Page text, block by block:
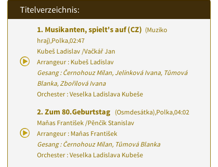
Titelverzeichnis:
1. Musikanten, spielt's auf (CZ) (Muziko
hraj),Polka,02:47
Kubeš Ladislav /Vačkář Jan
Arrangeur : Kubeš Ladislav
Gesang : Černohouz Milan, Jelínková Ivana, Tůmová
Blanka, Zbořilová Ivana
Orchester : Veselka Ladislava Kubeše
2. Zum 80.Geburtstag (Osmdesátka),Polka,04:02
Maňas František /Pěnčík Stanislav
Arrangeur : Maňas František
Gesang : Černohouz Milan, Tůmová Blanka
Orchester : Veselka Ladislava Kubeše